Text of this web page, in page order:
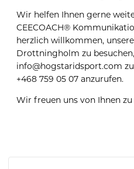
Wir helfen Ihnen gerne
CEECOACH®
herzlich willkommen,
Drottningholm zu
info@hogstaridsport.com
+468 759 05 07 anzurufen.
Wir freuen uns von Ihnen zu